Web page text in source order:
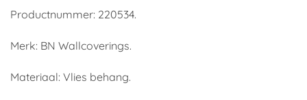
Productnummer: 220534.
Merk: BN Wallcoverings.
Materiaal: Vlies behang.